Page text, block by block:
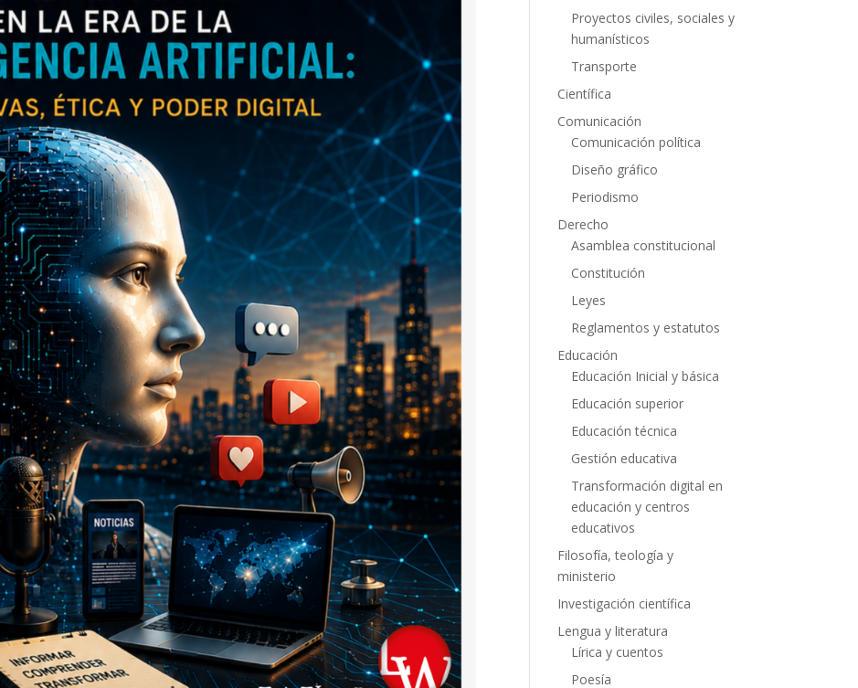
Proyectos civiles, sociales y
humanísticos
Transporte
Científica
Comunicación
Comunicación política
Diseño gráfico
Periodismo
Derecho
Asamblea constitucional
Constitución
Leyes
Reglamentos y estatutos
Educación
Educación Inicial y básica
Educación superior
Educación técnica
Gestión educativa
Transformación digital en
educación y centros
educativos
Filosofía, teología y
ministerio
Investigación científica
Lengua y literatura
Lírica y cuentos
Poesía